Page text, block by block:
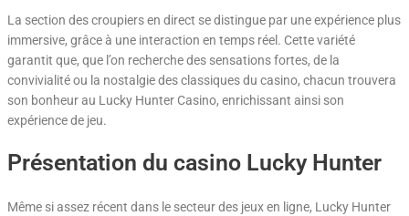
La section des croupiers en direct se distingue par une expérience plus
immersive, grâce à une interaction en temps réel. Cette variété
garantit que, que l’on recherche des sensations fortes, de la
convivialité ou la nostalgie des classiques du casino, chacun trouvera
son bonheur au Lucky Hunter Casino, enrichissant ainsi son
expérience de jeu.
Présentation du casino Lucky Hunter
Même si assez récent dans le secteur des jeux en ligne, Lucky Hunter